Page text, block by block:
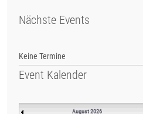
Nächste Events
Keine Termine
Event Kalender
August 2026